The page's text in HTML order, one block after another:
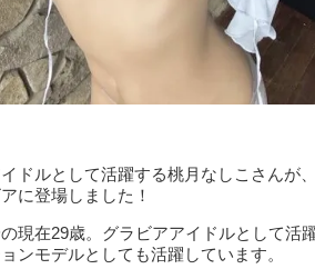
ドルとして活躍する桃月なしこさんが
に登場しました！
現在29歳。グラビアアイドルとして活
ンモデルとしても活躍しています。